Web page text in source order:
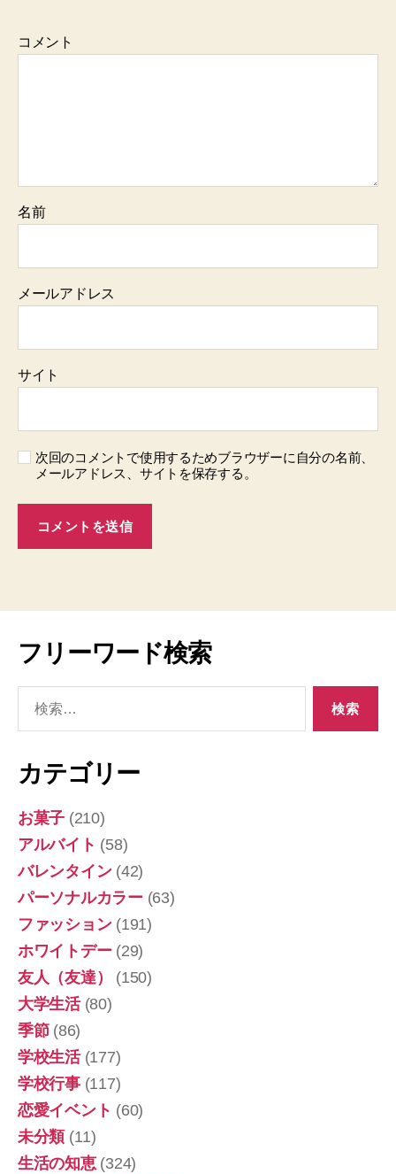
コメント
名前
メールアドレス
サイト
次回のコメントで使用するためブラウザーに自分の名前、
メールアドレス、サイトを保存する。
フリーワード検索
象:
カテゴリー
お菓子 (210)
アルバイト (58)
バレンタイン(42)
パーソナルカラー(63)
ファッション(191)
ホワイトデー(29)
友人（友達）
(150)
大学生活(80)
季節(86)
学校生活(177)
学校行事(117)
恋愛イベント (60)
未分類 (11)
生活の知恵(324)